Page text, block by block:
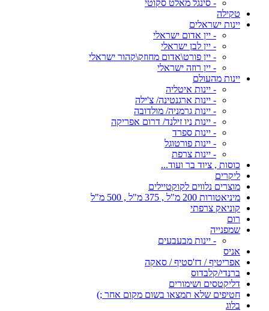
- סינגל מאלט סקוטי
טקילה
יינות ישראלים
- יין אדום ישראלי
- יין לבן ישראלי
- יין פורט\אדום מחוזק\קהור ישראלי
- יין רוזה ישראלי
יינות מהעולם
- יינות איטליה
- יינות ארגנטינה/ צ'ילה
- יינות גרמניה/ מולדובה
- יינות ניו זילנד/ דרום אפריקה
- יינות ספרד
- יינות פורטוגל
- יינות צרפת
כוסות , ציוד בר ועוד...
ליקרים
מוצרים נלווים לקוקטיילים
מיניאטורות 200 מ"ל , 375 מ"ל , 500 מ"ל
קוניאק צרפתי
רום
שמפנייה
- יינות מבעבעים
אניס
אפריטיף / דז'סטיף / סאקה
ברנדי/קלבדוס
דליקטסים ושימורים
חטיפים שלא תמצאו בשום מקום אחר ;)
בלוג